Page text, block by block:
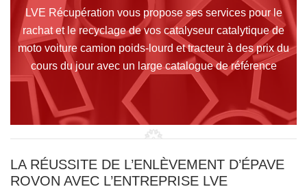
LVE Récupération vous propose ses services pour le
rachat et le recyclage de vos catalyseur catalytique de
moto voiture camion poids-lourd et tracteur à des prix du
cours du jour avec un large catalogue de référence
LA RÉUSSITE DE L’ENLÈVEMENT D’ÉPAVE
ROVON AVEC L’ENTREPRISE LVE